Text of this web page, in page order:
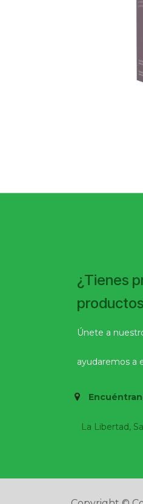
La Libertad,
¿Tienes
Únete a
ayudaremos a